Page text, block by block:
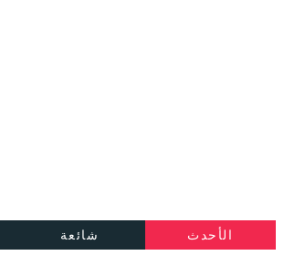
الأحدث شائعة